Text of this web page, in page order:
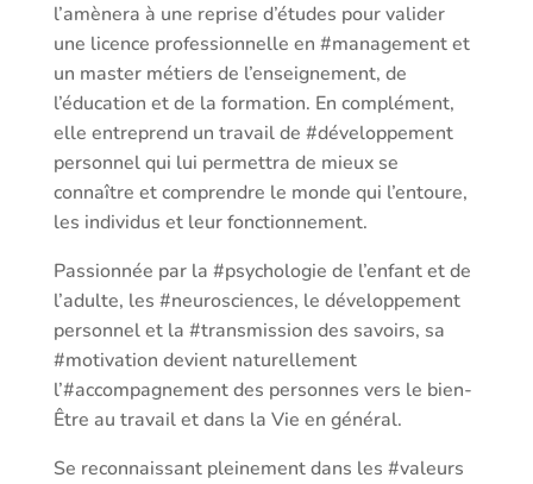
l’amènera à une reprise d’études pour valider
une licence professionnelle en #management et
un master métiers de l’enseignement, de
l’éducation et de la formation. En complément,
elle entreprend un travail de #développement
personnel qui lui permettra de mieux se
connaître et comprendre le monde qui l’entoure,
les individus et leur fonctionnement.
Passionnée par la #psychologie de l’enfant et de
l’adulte, les #neurosciences, le développement
personnel et la #transmission des savoirs, sa
#motivation devient naturellement
l’#accompagnement des personnes vers le bien-
Être au travail et dans la Vie en général.
Se reconnaissant pleinement dans les #valeurs